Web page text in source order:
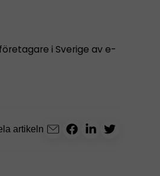
i Sverige av e-
artikeln